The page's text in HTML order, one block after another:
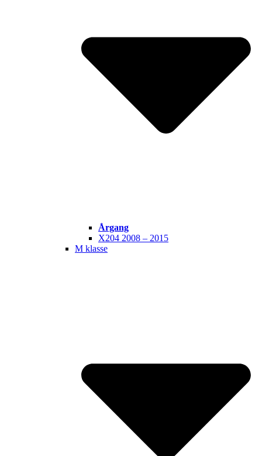
Årgang
X204 2008 – 2015
M klasse